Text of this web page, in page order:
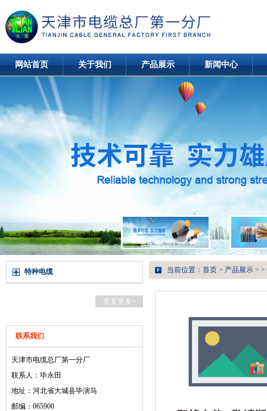
网站首页 关于我们 产品展示 新闻中心
特种电缆
查看更多+
联系我们
天津市电缆总厂第一分厂
联系人：毕永田
地址：河北省大城县毕演马
邮编：065900
当前位置： 首页 > 产品展示 > >